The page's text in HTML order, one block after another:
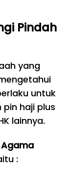
Pindah
yang
untuk
haji plus
lainnya.
: